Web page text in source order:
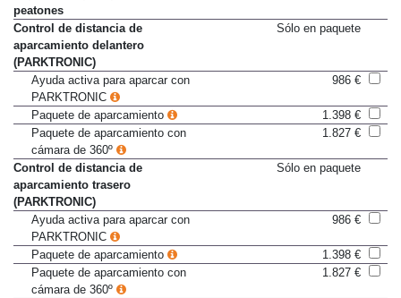
peatones
Control de distancia de
aparcamiento delantero
(PARKTRONIC)
Sólo en paquete
Ayuda activa para aparcar con
PARKTRONIC
986 €
Paquete de aparcamiento
1.398 €
Paquete de aparcamiento con
cámara de 360º
1.827 €
Control de distancia de
aparcamiento trasero
(PARKTRONIC)
Sólo en paquete
Ayuda activa para aparcar con
PARKTRONIC
986 €
Paquete de aparcamiento
1.398 €
Paquete de aparcamiento con
cámara de 360º
1.827 €